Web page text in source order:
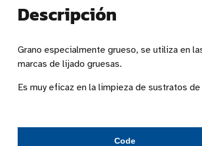
Descripción
Grano especialmente grueso, se utiliza en
marcas de lijado gruesas.
Es muy eficaz en la limpieza de sustratos
Code